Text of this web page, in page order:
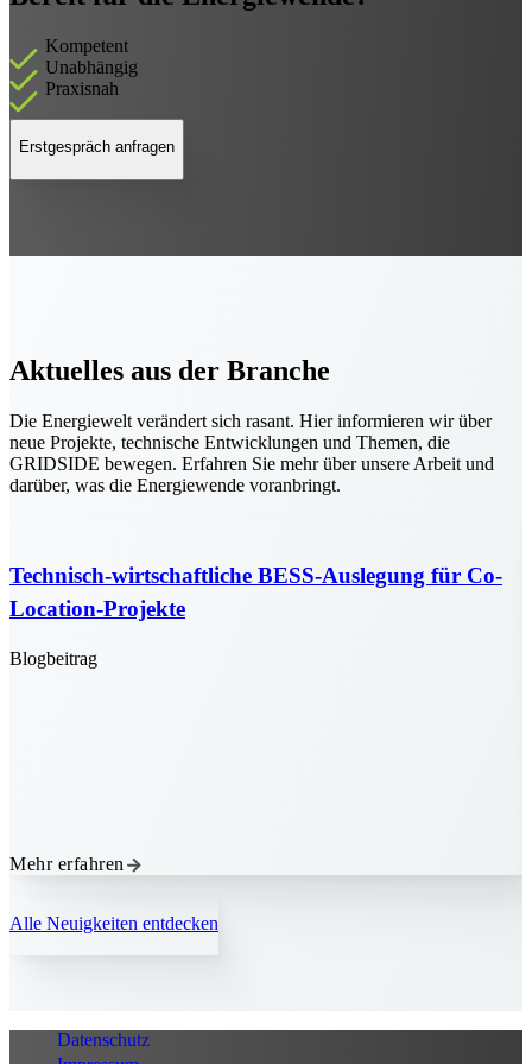
Kompetent
Unabhängig
Praxisnah
Erstgespräch anfragen
Aktuelles aus der Branche
Die Energiewelt verändert sich rasant. Hier informieren wir über
neue Projekte, technische Entwicklungen und Themen, die
GRIDSIDE bewegen. Erfahren Sie mehr über unsere Arbeit und
darüber, was die Energiewende voranbringt.
Technisch-wirtschaftliche BESS-Auslegung für Co-
Location-Projekte
Blogbeitrag
Mehr erfahren
Alle Neuigkeiten entdecken
Datenschutz